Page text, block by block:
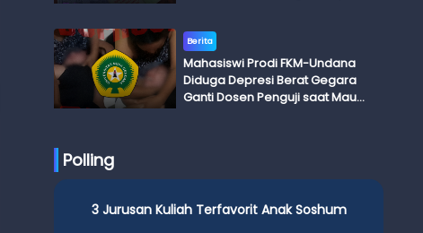
Berita
Mahasiswi Prodi FKM-Undana
Diduga Depresi Berat Gegara
Ganti Dosen Penguji saat Mau
Polling
3 Jurusan Kuliah Terfavorit Anak Soshum